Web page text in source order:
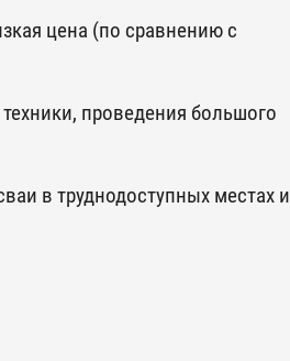
цена (по сравнению с
проведения большого
в труднодоступных местах и